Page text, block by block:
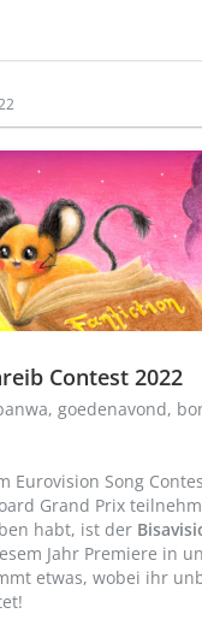
Contest 2022
goedenavond,
Eurovision Song
Grand Prix
habt, ist der
Jahr Premiere in
etwas, wobei ihr